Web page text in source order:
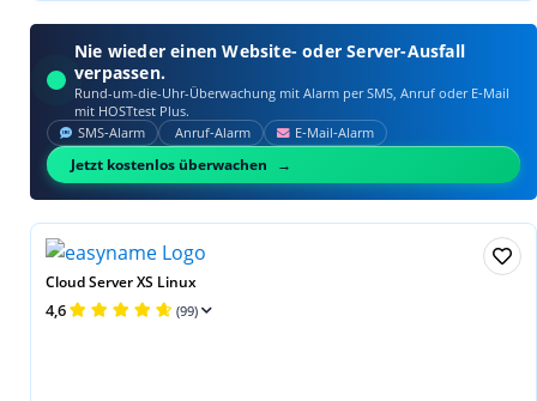
Nie wieder einen Website- oder Server-Ausfall
verpassen.
Rund-um-die-Uhr-Überwachung mit Alarm per SMS, Anruf oder E‑Mail
mit HOSTtest Plus.
SMS‑Alarm Anruf‑Alarm E‑Mail‑Alarm
Jetzt kostenlos überwachen
Cloud Server XS Linux
4,6 (99)